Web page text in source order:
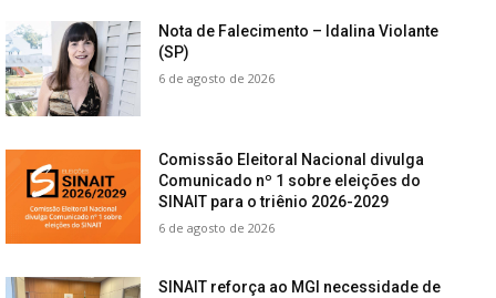
Nota de Falecimento – Idalina Violante
(SP)
6 de agosto de 2026
Comissão Eleitoral Nacional divulga
Comunicado nº 1 sobre eleições do
SINAIT para o triênio 2026-2029
6 de agosto de 2026
SINAIT reforça ao MGI necessidade de